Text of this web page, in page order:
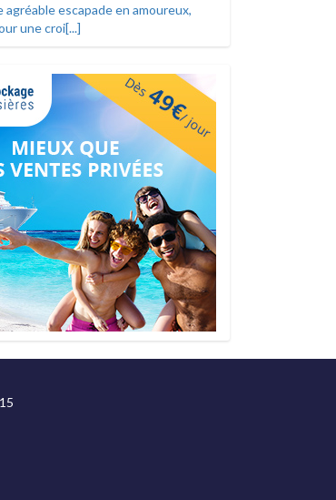
agréable escapade en amoureux,
une croi[...]